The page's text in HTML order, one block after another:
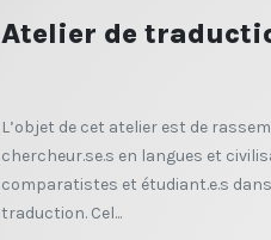
Atelier de
L’objet de cet atelier est de
chercheur.se.s en langues et
comparatistes et étudiant.e.s
traduction. Cel...